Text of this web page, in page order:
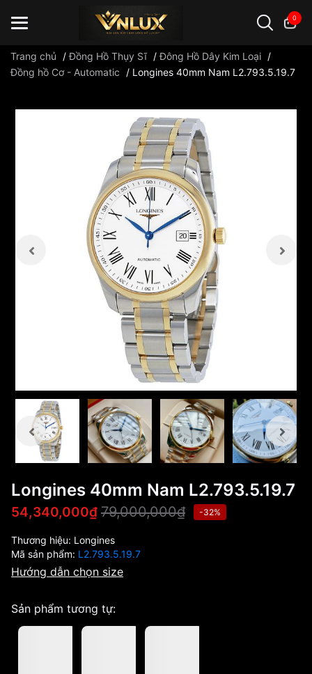
0
Trang chủ /Đồng Hồ Thụy Sĩ /Đông Hồ Dây Kim Loại /
Đồng hồ Cơ - Automatic
/ Longines 40mm Nam L2.793.5.19.7
Longines 40mm Nam L2.793.5.19.7
54,340,000₫ 79,000,000₫ -32%
Thương hiệu: Longines
Mã sản phẩm: L2.793.5.19.7
Hướng dẫn chọn size
Sản phẩm tương tự: